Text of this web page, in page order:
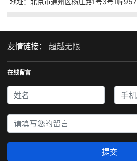
友情链接： 超越无限
在线留言
提交